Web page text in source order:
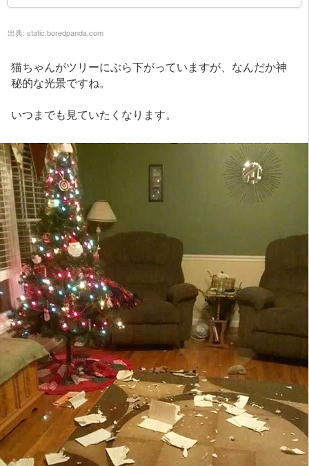
出典: static.boredpanda.com
猫ちゃんがツリーにぶら下がっていますが、なんだか神
秘的な光景ですね。
いつまでも見ていたくなります。